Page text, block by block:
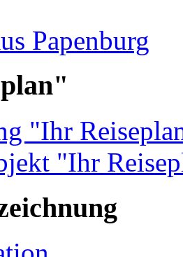
Papenburg
"Ihr
"Ihr